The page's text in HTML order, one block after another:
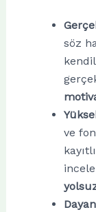
söz
ve